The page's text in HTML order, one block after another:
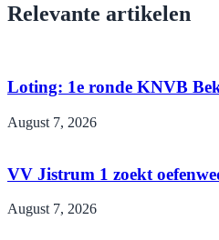
Relevante artikelen
Loting: 1e ronde KNVB
August 7, 2026
VV Jistrum 1 zoekt
August 7, 2026